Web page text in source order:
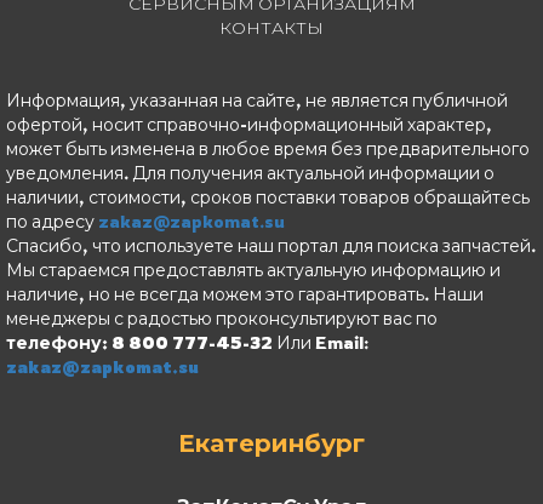
КОНТАКТЫ
Информация, указанная на сайте, не является публичной
офертой, носит справочно-информационный характер,
может быть изменена в любое время без предварительного
уведомления. Для получения актуальной информации о
наличии, стоимости, сроков поставки товаров обращайтесь
по адресу zakaz@zapkomat.su
Спасибо, что используете наш портал для поиска запчастей.
Мы стараемся предоставлять актуальную информацию и
наличие, но не всегда можем это гарантировать. Наши
менеджеры с радостью проконсультируют вас по
телефону: 8 800 777-45-32 Или Email:
zakaz@zapkomat.su
Екатеринбург